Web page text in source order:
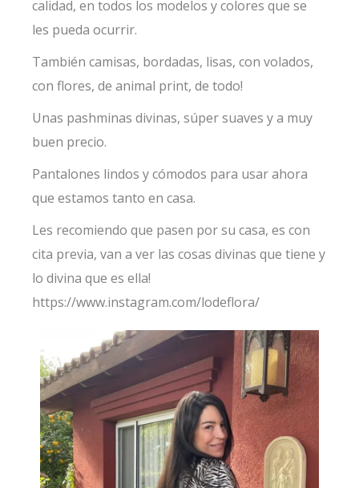
calidad, en todos los modelos y colores que se
les pueda ocurrir.
También camisas, bordadas, lisas, con volados,
con flores, de animal print, de todo!
Unas pashminas divinas, súper suaves y a muy
buen precio.
Pantalones lindos y cómodos para usar ahora
que estamos tanto en casa.
Les recomiendo que pasen por su casa, es con
cita previa, van a ver las cosas divinas que tiene y
lo divina que es ella!
https://www.instagram.com/lodeflora/